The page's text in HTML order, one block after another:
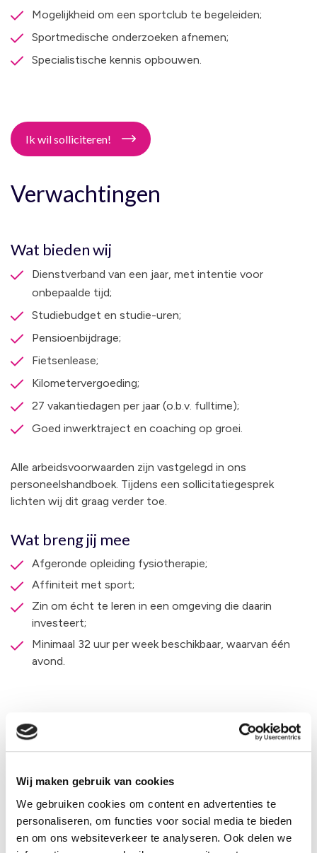
Wij maken gebruik van cookies
We gebruiken cookies om content en advertenties te
personaliseren, om functies voor social media te bieden
en om ons websiteverkeer te analyseren. Ook delen we
Mogelijkheid om een sportclub te begeleiden;
Sportmedische onderzoeken afnemen;
Specialistische kennis opbouwen.
Ik wil solliciteren!
Verwachtingen
Wat bieden wij
Dienstverband van een jaar, met intentie voor
onbepaalde tijd;
Studiebudget en studie-uren;
Pensioenbijdrage;
Fietsenlease;
Kilometervergoeding;
27 vakantiedagen per jaar (o.b.v. fulltime);
Goed inwerktraject en coaching op groei.
Alle arbeidsvoorwaarden zijn vastgelegd in ons
personeelshandboek. Tijdens een sollicitatiegesprek
lichten wij dit graag verder toe.
Wat breng jij mee
Afgeronde opleiding fysiotherapie;
Affiniteit met sport;
Zin om écht te leren in een omgeving die daarin
investeert;
Minimaal 32 uur per week beschikbaar, waarvan één
avond.